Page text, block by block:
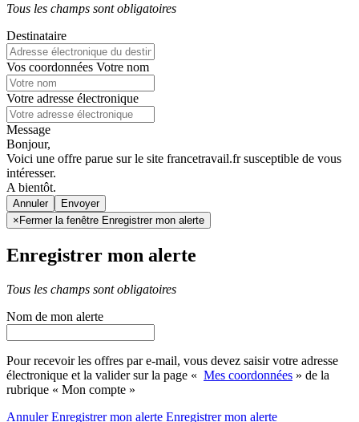
Tous les champs sont obligatoires
Destinataire
Vos coordonnées Votre nom
Votre adresse électronique
Message
Bonjour,
Voici une offre parue sur le site francetravail.fr susceptible de vous
intéresser.
A bientôt.
Annuler
× Fermer la fenêtre Enregistrer mon alerte
Enregistrer mon alerte
Tous les champs sont obligatoires
Nom de mon alerte
Pour recevoir les offres par e-mail, vous devez saisir votre adresse
électronique et la valider sur la page « Mes coordonnées » de la
rubrique « Mon compte »
AnnulerEnregistrer mon alerte Enregistrermon alerte